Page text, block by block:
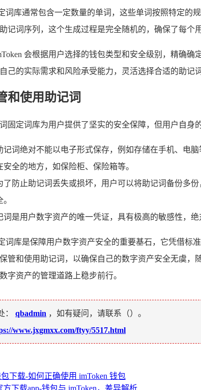
词库通常包含一定数量的单词，这些单词按照特定
记词序列，这个生成过程是完全随机的，确保了每个
会根据用户选择的钱包类型和安全级别，精确
己的实际需求和风险承受能力，灵活选择合适的助记词
和使用助记词
固定词库为用户提供了坚实的安全保障，但用户自身
记词绝对不能以电子形式保存，例如存储在手机、电
全的地方，如保险柜、保险箱等。
了防止助记词丢失或损坏，用户可以将助记词备份多
词是用户数字资产的唯一凭证，具有极高的敏感性，
词库是保障用户数字资产安全的重要基石，它凭借
管和使用助记词，以确保自己的数字资产安全无虞
字资产的管理道路上稳步前行。
qbadmin ，如有疑问，请联系（）。
www.jxgmxx.com/ftyy/5517.html
包下载-如何正确使用 imToken 钱包